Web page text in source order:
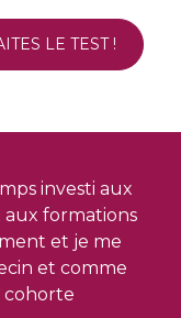
LE TEST !
investi aux
aux formations
et je me
et comme
cohorte